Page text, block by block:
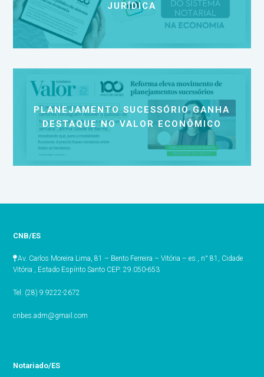
JURÍDICA
PLANEJAMENTO SUCESSÓRIO GANHA
DESTAQUE NO VALOR ECONÔMICO
CNB/ES
Av. Carlos Moreira Lima, 81 – Bento Ferreira – Vitória – es , n° 81, Cidade
Vitória , Estado Espírito Santo CEP: 29.050-653
Tel: (28) 9.9222-2672
cnbes.adm@gmail.com
Notariado/ES